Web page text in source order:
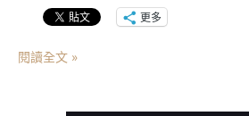
更多
閱讀全文 »